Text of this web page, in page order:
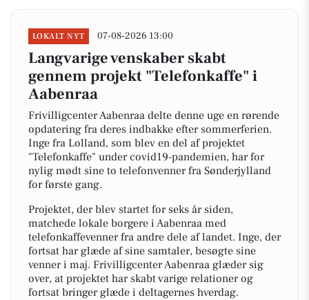
LOKALT NYT 07-08-2026 13:00
Langvarige venskaber skabt
gennem projekt "Telefonkaffe" i
Aabenraa
Frivilligcenter Aabenraa delte denne uge en rørende
opdatering fra deres indbakke efter sommerferien.
Inge fra Lolland, som blev en del af projektet
"Telefonkaffe" under covid19-pandemien, har for
nylig mødt sine to telefonvenner fra Sønderjylland
for første gang.
Projektet, der blev startet for seks år siden,
matchede lokale borgere i Aabenraa med
telefonkaffevenner fra andre dele af landet. Inge, der
fortsat har glæde af sine samtaler, besøgte sine
venner i maj. Frivilligcenter Aabenraa glæder sig
over, at projektet har skabt varige relationer og
fortsat bringer glæde i deltagernes hverdag.